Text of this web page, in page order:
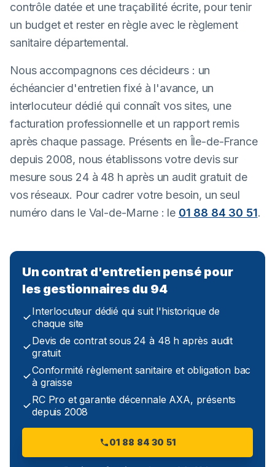
contrôle datée et une traçabilité écrite, pour tenir
un budget et rester en règle avec le règlement
sanitaire départemental.
Nous accompagnons ces décideurs : un
échéancier d'entretien fixé à l'avance, un
interlocuteur dédié qui connaît vos sites, une
facturation professionnelle et un rapport remis
après chaque passage. Présents en Île-de-France
depuis 2008, nous établissons votre devis sur
mesure sous 24 à 48 h après un audit gratuit de
vos réseaux. Pour cadrer votre besoin, un seul
numéro dans le Val-de-Marne : le 01 88 84 30 51.
Un contrat d'entretien pensé pour
les gestionnaires du 94
Interlocuteur dédié qui suit l'historique de
chaque site
Devis de contrat sous 24 à 48 h après audit
gratuit
Conformité règlement sanitaire et obligation bac
à graisse
RC Pro et garantie décennale AXA, présents
depuis 2008
01 88 84 30 51